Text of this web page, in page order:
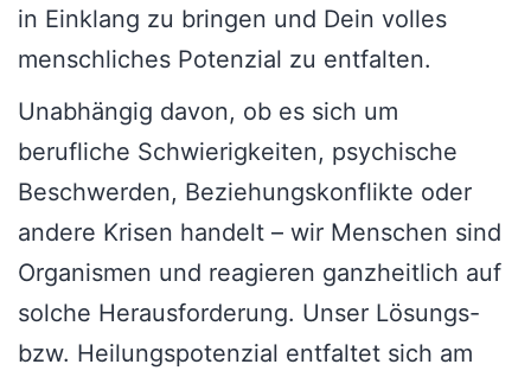
in Einklang zu bringen und Dein volles
menschliches Potenzial zu entfalten.
Unabhängig davon, ob es sich um
berufliche Schwierigkeiten, psychische
Beschwerden, Beziehungskonflikte oder
andere Krisen handelt – wir Menschen sind
Organismen und reagieren ganzheitlich auf
solche Herausforderung. Unser Lösungs-
bzw. Heilungspotenzial entfaltet sich am